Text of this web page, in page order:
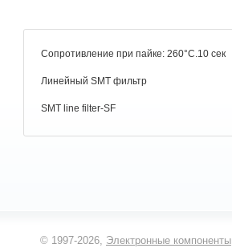
Cопротивление при пайке: 260°C.10 сек
Линейный SMT фильтр
SMT line filter-SF
© 1997-2026, Электронные компоненты